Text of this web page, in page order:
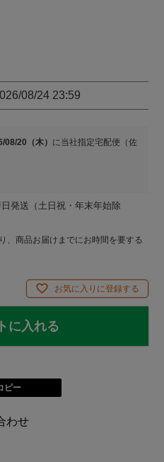
08/24 23:59
08/20（木） に当社指定宅配便（佐
発送（土日祝・年末年始除
、商品お届けまでにお時間を要する
お気に入りに登録する
に入れる
ピー
わせ